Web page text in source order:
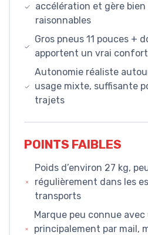
accélération et gère bien
raisonnables
Gros pneus 11 pouces +
apportent un vrai
Autonomie réaliste
usage mixte, suffisante
trajets
POINTS FAIBLES
Poids d’environ 27 kg,
régulièrement dans les
transports
Marque peu connue avec
principalement par mail,